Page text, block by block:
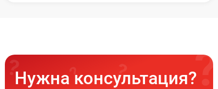
Нужна консультация?